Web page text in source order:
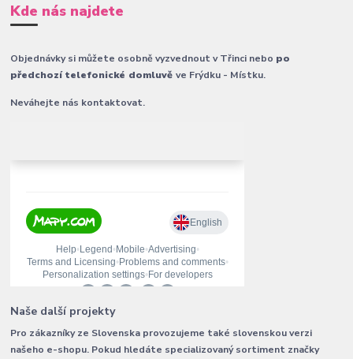
Kde nás najdete
Objednávky si můžete osobně vyzvednout v Třinci nebo po
předchozí telefonické domluvěve Frýdku - Místku.
Neváhejte nás kontaktovat.
Naše další projekty
Pro zákazníky ze Slovenska provozujeme také slovenskou verzi
našeho e-shopu. Pokud hledáte specializovaný sortiment značky